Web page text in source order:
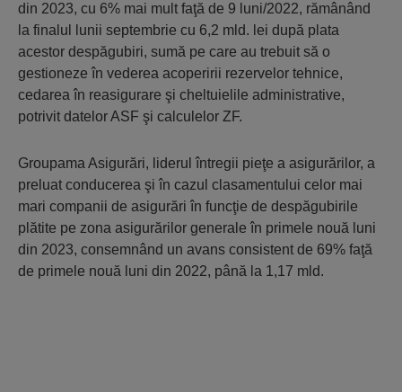
din 2023, cu 6% mai mult faţă de 9 luni/2022, rămânând
la finalul lunii septembrie cu 6,2 mld. lei după plata
acestor despăgubiri, sumă pe care au trebuit să o
gestioneze în vederea acoperirii rezervelor tehnice,
cedarea în reasigurare şi cheltuielile administrative,
potrivit datelor ASF şi calculelor ZF.
Groupama Asigurări, liderul întregii pieţe a asigurărilor, a
preluat conducerea şi în cazul clasamentului celor mai
mari companii de asigurări în funcţie de despăgubirile
plătite pe zona asigurărilor generale în primele nouă luni
din 2023, consemnând un avans consistent de 69% faţă
de primele nouă luni din 2022, până la 1,17 mld.